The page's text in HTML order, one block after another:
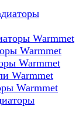
Warmmet
Warmmet
Warmmet
Warmmet
Warmmet